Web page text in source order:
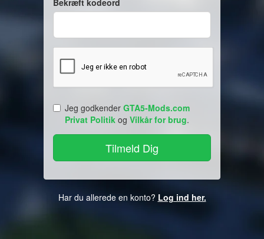
Bekræft kodeord
Jeg godkender GTA5-Mods.com
Privat Politik og Vilkår for brug.
Har du allerede en konto? Log ind her.